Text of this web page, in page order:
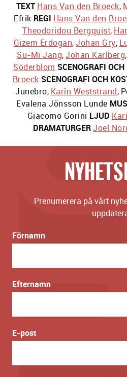
TEXT Hans Van den Broeck,
Efrik REGI Hans Van den
Theodoridou Bergquist,
Gizem Erdogan,Johan Gry,
Su-Mi Jang,Johan Karlberg,
Söderblom SCENOGRAFI
Broeck SCENOGRAFI OCH
Junebro, Karin Weststrand,
Evalena Jönsson Lunde
Giacomo Gorini LJUD
DRAMATURGERJoel
Prenumerera på vårt
Förnamn
Efternamn
E-post